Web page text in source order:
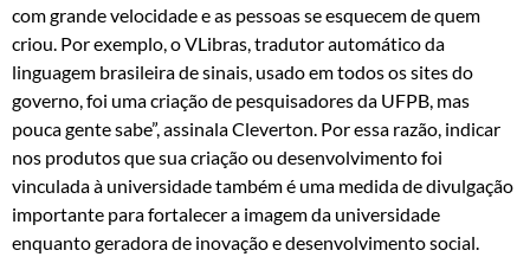
com grande velocidade e as pessoas se esquecem de quem
criou. Por exemplo, o VLibras, tradutor automático da
linguagem brasileira de sinais, usado em todos os sites do
governo, foi uma criação de pesquisadores da UFPB, mas
pouca gente sabe”, assinala Cleverton. Por essa razão, indicar
nos produtos que sua criação ou desenvolvimento foi
vinculada à universidade também é uma medida de divulgação
importante para fortalecer a imagem da universidade
enquanto geradora de inovação e desenvolvimento social.